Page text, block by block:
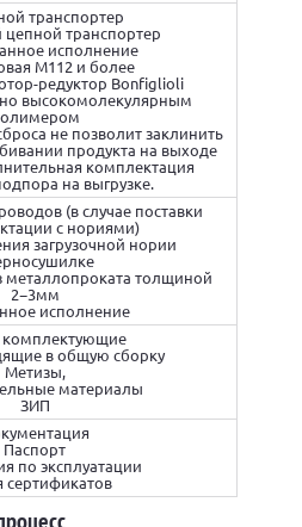
транспортер
транспортер
исполнение
М112 и более
редуктор Bonfiglioli
высокомолекулярным
не позволит заклинить
продукта на выходе
комплектация
на выгрузке.
(в случае поставки
с нориями)
загрузочной нории
металлопроката толщиной
2−3мм
исполнение
комплектующие
в общую сборку
Метизы,
материалы
ЗИП
Паспорт
по эксплуатации
сертификатов